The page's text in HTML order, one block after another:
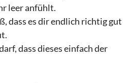
leer anfühlt.
dass es dir endlich richtig gut
dass dieses einfach der